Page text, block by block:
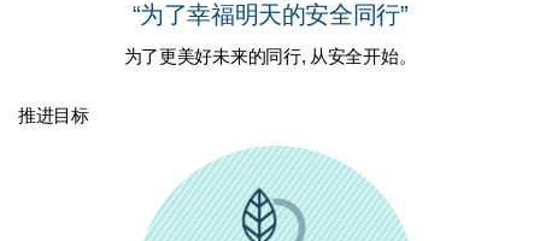
“为了幸福明天的安全同行”
为了更美好未来的同行, 从安全开始。
推进目标